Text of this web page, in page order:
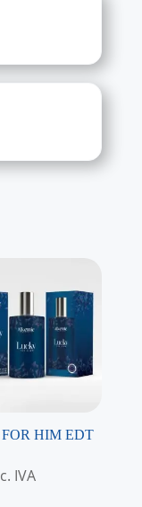
HIM EDT
IVA